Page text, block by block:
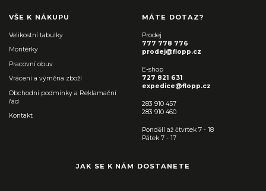
VŠE K NÁKUPU
Velikostní tabulky
Montérky
Pracovní obuv
Vrácení a výměna zboží
Obchodní podmínky a Reklamační
řád
Kontakt
MÁTE DOTAZ?
Prodej
777 778 776
prodej@flopp.cz
E-shop
727 821 631
expedice@flopp.cz
283 910 457
283 910 460
Pondělí až čtvrtek 7 - 18
Pátek 7 - 17
JAK SE K NÁM DOSTANETE